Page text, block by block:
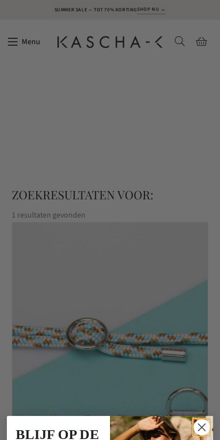
SUMMER SALE — TOT 70% KORTINGSHOP NU →
Menu
ZOEKRESULTATEN VOOR:
1 resultaten gevonden
BLIJF OP DE